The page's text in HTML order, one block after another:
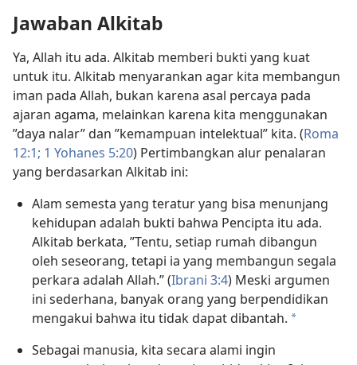
Jawaban Alkitab
Ya, Allah itu ada. Alkitab memberi bukti yang kuat
untuk itu. Alkitab menyarankan agar kita membangun
iman pada Allah, bukan karena asal percaya pada
ajaran agama, melainkan karena kita menggunakan
”daya nalar” dan ”kemampuan intelektual” kita. (Roma
12:1; 1 Yohanes 5:​20) Pertimbangkan alur penalaran
yang berdasarkan Alkitab ini:
Alam semesta yang teratur yang bisa menunjang
kehidupan adalah bukti bahwa Pencipta itu ada.
Alkitab berkata, ”Tentu, setiap rumah dibangun
oleh seseorang, tetapi ia yang membangun segala
perkara adalah Allah.” (Ibrani 3:4) Meski argumen
ini sederhana, banyak orang yang berpendidikan
mengakui bahwa itu tidak dapat dibantah. a
Sebagai manusia, kita secara alami ingin